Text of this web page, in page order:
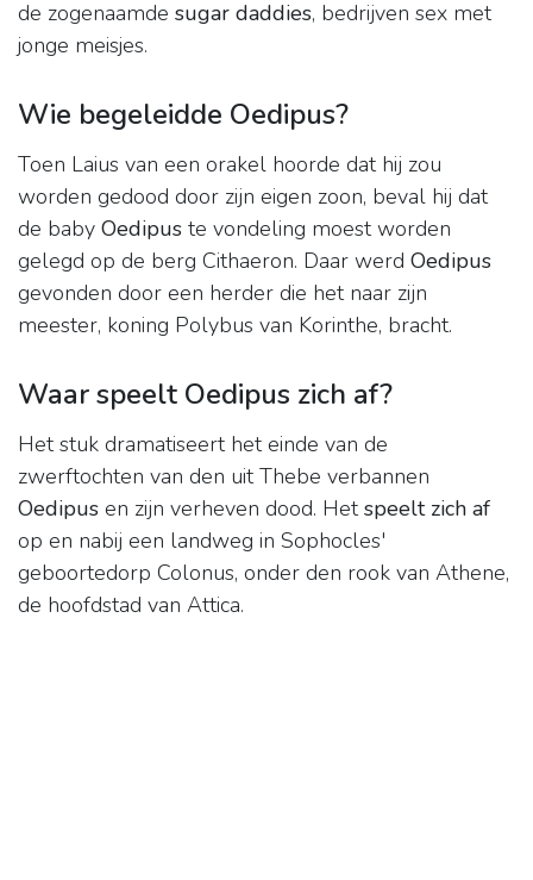
de zogenaamde sugar daddies, bedrijven sex met
jonge meisjes.
Wie begeleidde Oedipus?
Toen Laius van een orakel hoorde dat hij zou
worden gedood door zijn eigen zoon, beval hij dat
de baby Oedipus te vondeling moest worden
gelegd op de berg Cithaeron. Daar werd Oedipus
gevonden door een herder die het naar zijn
meester, koning Polybus van Korinthe, bracht.
Waar speelt Oedipus zich af?
Het stuk dramatiseert het einde van de
zwerftochten van den uit Thebe verbannen
Oedipus en zijn verheven dood. Hetspeelt zich af
op en nabij een landweg in Sophocles'
geboortedorp Colonus, onder den rook van Athene,
de hoofdstad van Attica.